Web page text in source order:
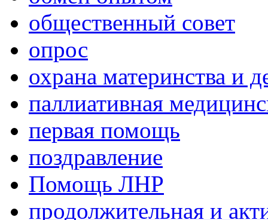
общественный совет
опрос
охрана материнства и
паллиативная
первая помощь
поздравление
Помощь ЛНР
продолжительная и